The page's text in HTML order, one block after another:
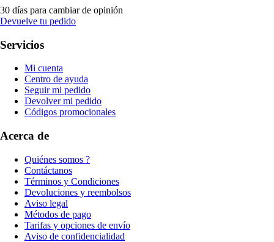
30 días para cambiar de opinión
Devuelve tu pedido
Servicios
Mi cuenta
Centro de ayuda
Seguir mi pedido
Devolver mi pedido
Códigos promocionales
Acerca de
Quiénes somos ?
Contáctanos
Términos y Condiciones
Devoluciones y reembolsos
Aviso legal
Métodos de pago
Tarifas y opciones de envío
Aviso de confidencialidad